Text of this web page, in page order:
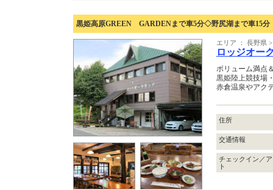
黒姫高原GREEN GARDENまで車5分◇野尻湖まで車15分
エリア ： 長野県
ロッジオー
ボリューム満点
黒姫陸上競技場
赤倉温泉やアク
住所
交通情報
チェックイン／
ト